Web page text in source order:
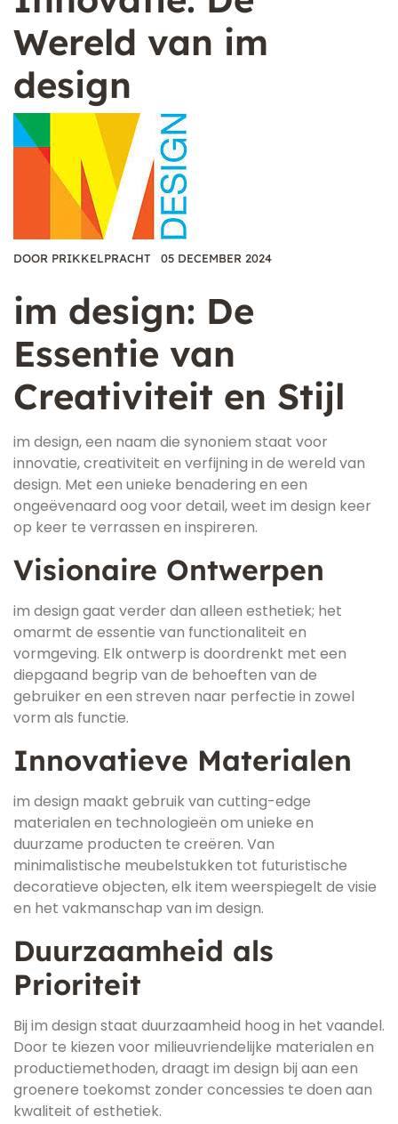
Wereld van im
design
DOOR PRIKKELPRACHT 05 DECEMBER 2024
im design: De
Essentie van
Creativiteit en Stijl
im design, een naam die synoniem staat voor
innovatie, creativiteit en verfijning in de wereld van
design. Met een unieke benadering en een
ongeëvenaard oog voor detail, weet im design keer
op keer te verrassen en inspireren.
Visionaire Ontwerpen
im design gaat verder dan alleen esthetiek; het
omarmt de essentie van functionaliteit en
vormgeving. Elk ontwerp is doordrenkt met een
diepgaand begrip van de behoeften van de
gebruiker en een streven naar perfectie in zowel
vorm als functie.
Innovatieve Materialen
im design maakt gebruik van cutting-edge
materialen en technologieën om unieke en
duurzame producten te creëren. Van
minimalistische meubelstukken tot futuristische
decoratieve objecten, elk item weerspiegelt de visie
en het vakmanschap van im design.
Duurzaamheid als
Prioriteit
Bij im design staat duurzaamheid hoog in het vaandel.
Door te kiezen voor milieuvriendelijke materialen en
productiemethoden, draagt im design bij aan een
groenere toekomst zonder concessies te doen aan
kwaliteit of esthetiek.